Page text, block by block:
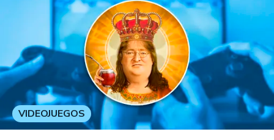
VIDEOJUEGOS